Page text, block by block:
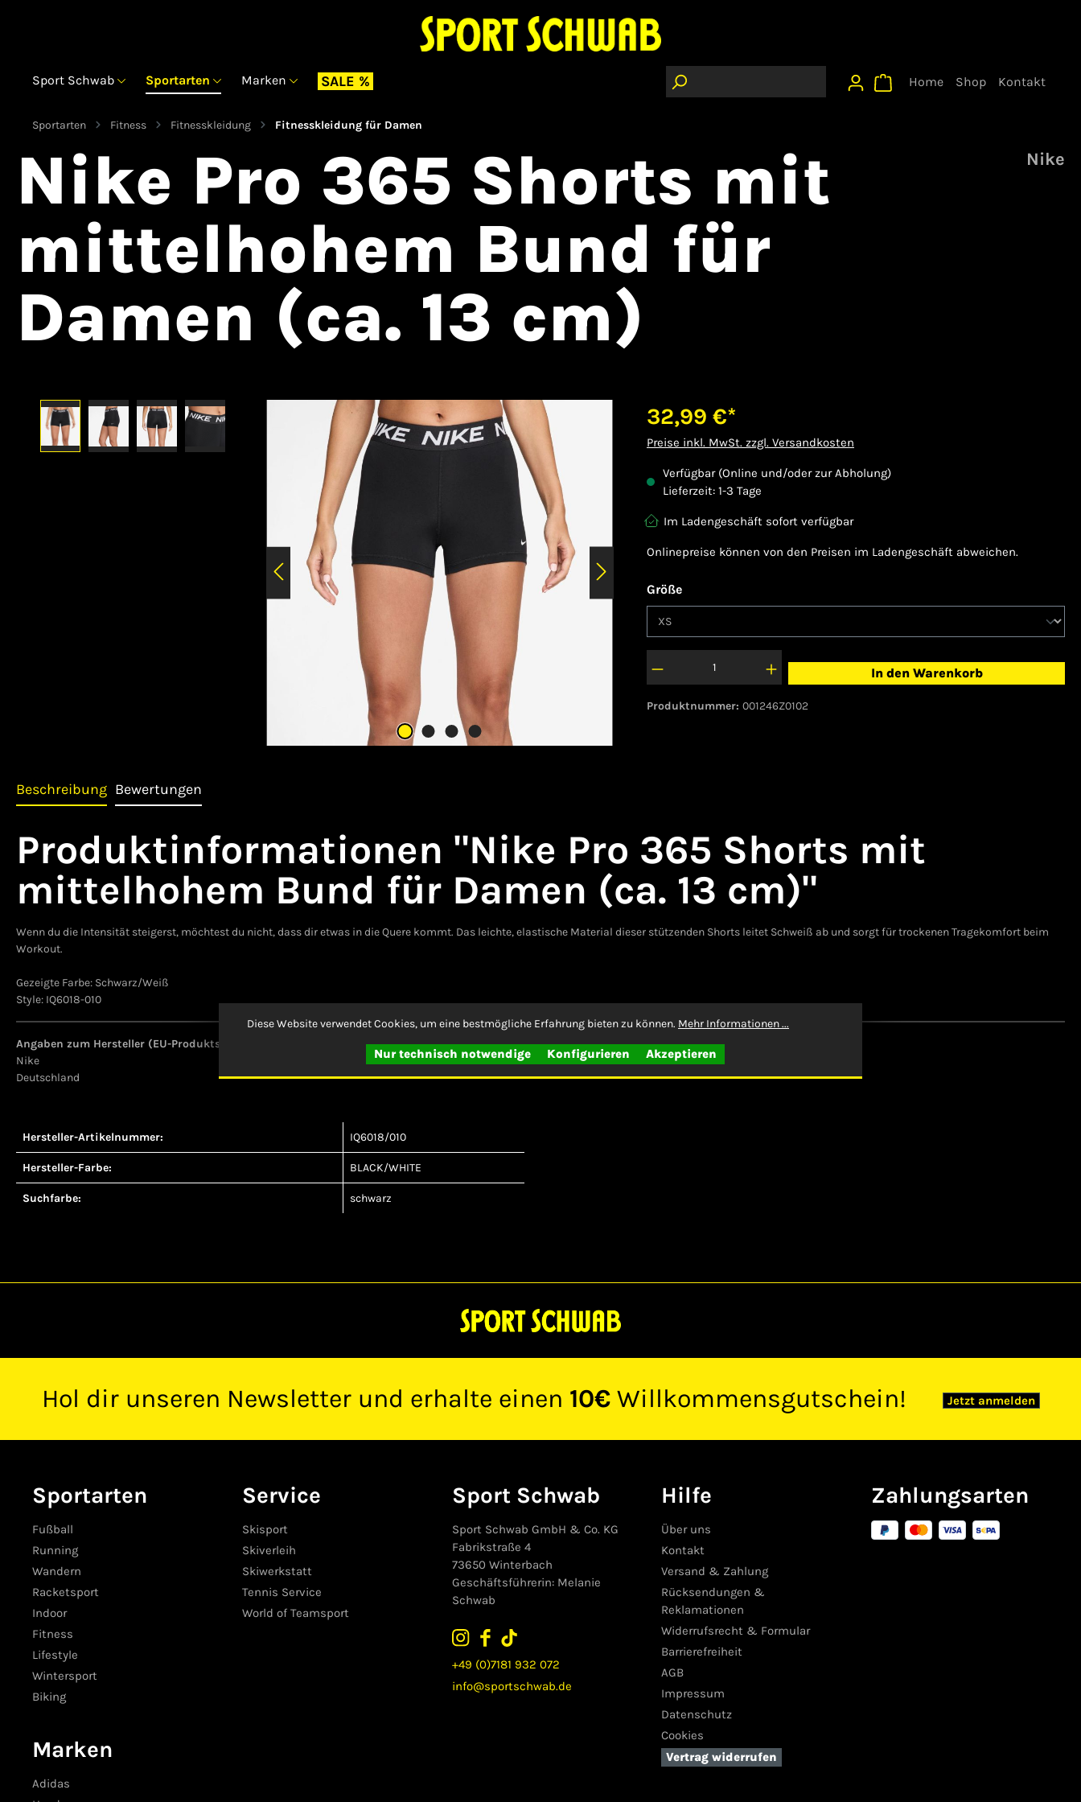
Sport Schwab Sportarten Marken SALE % Home Shop Kontakt
Sportarten Fitness Fitnesskleidung Fitnesskleidung für Damen
Nike Pro 365 Shorts mit
mittelhohem Bund für
Damen (ca. 13 cm)
Nike
Bildergalerie überspringen 32,99 €*
Preise inkl. MwSt. zzgl. Versandkosten
Verfügbar (Online und/oder zur Abholung)
Lieferzeit: 1-3 Tage
Im Ladengeschäft sofort verfügbar
Onlinepreise können von den Preisen im Ladengeschäft abweichen.
Größeauswählen
In den Warenkorb
Produktnummer: 001246Z0102
Beschreibung Bewertungen
Produktinformationen "Nike Pro 365 Shorts mit
mittelhohem Bund für Damen (ca. 13 cm)"
Wenn du die Intensität steigerst, möchtest du nicht, dass dir etwas in die Quere kommt. Das leichte, elastische Material dieser stützenden Shorts leitet Schweiß ab und sorgt für trockenen Tragekomfort beim
Workout.
Gezeigte Farbe: Schwarz/Weiß
Style: IQ6018-010
Angaben zum Hersteller (EU-Produktsicherheitsverordnung, GPSR)
Nike
Deutschland
Hersteller-Artikelnummer: IQ6018/010
Hersteller-Farbe: BLACK/WHITE
Suchfarbe: schwarz
Hol dir unseren Newsletter und erhalte einen 10€Willkommensgutschein! Jetzt anmelden
Sportarten
Fußball
Running
Wandern
Racketsport
Indoor
Fitness
Lifestyle
Wintersport
Biking
Marken
Adidas
Service
Skisport
Skiverleih
Skiwerkstatt
Tennis Service
World of Teamsport
Sport Schwab
Sport Schwab GmbH & Co. KG
Fabrikstraße 4
73650 Winterbach
Geschäftsführerin: Melanie
Schwab
+49 (0)7181 932 072
info@sportschwab.de
Hilfe
Über uns
Kontakt
Versand & Zahlung
Rücksendungen &
Reklamationen
Widerrufsrecht & Formular
Barrierefreiheit
AGB
Impressum
Datenschutz
Cookies
Vertrag widerrufen
Zahlungsarten
Diese Website verwendet Cookies, um eine bestmögliche Erfahrung bieten zu können. Mehr Informationen ...
Nur technisch notwendige Konfigurieren Akzeptieren